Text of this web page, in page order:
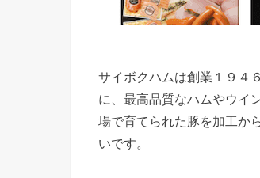
サイボクハムは創業１９４
に、最高品質なハムやウイ
場で育てられた豚を加工か
いです。